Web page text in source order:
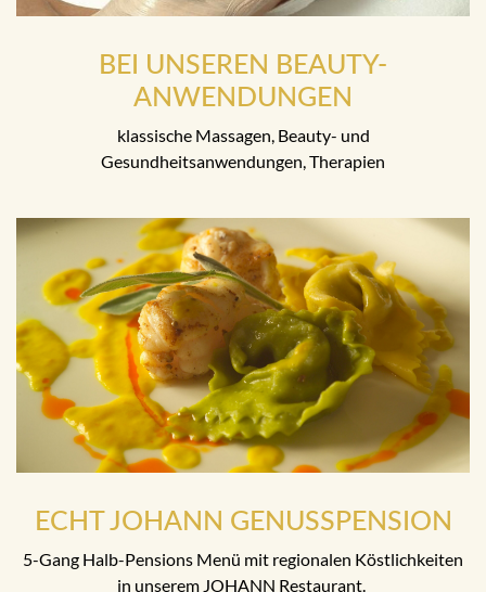
BEI UNSEREN BEAUTY-
ANWENDUNGEN
klassische Massagen, Beauty- und
Gesundheitsanwendungen, Therapien
ECHT JOHANN GENUSSPENSION
5-Gang Halb-Pensions Menü mit regionalen Köstlichkeiten
in unserem JOHANN Restaurant.